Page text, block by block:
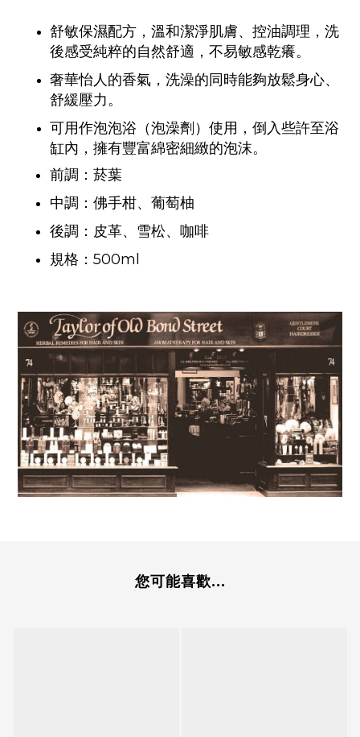
舒敏保濕配方，溫和潔淨肌膚、控油調理，洗
後感受純粹的自然舒適，不易敏感乾癢。
奢華怡人的香氣，洗澡的同時能夠放鬆身心、
舒緩壓力。
可用作泡泡浴（泡澡劑）使用，倒入些許至浴
缸內，擁有豐富綿密細緻的泡沫。
前調： 菸葉
中調： 佛手柑、葡萄柚
後調： 皮革、雪松、咖啡
規格：500ml
您可能喜歡...